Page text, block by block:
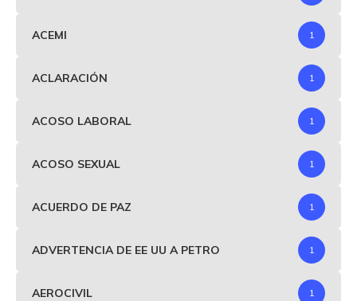
ACEMI 1
ACLARACIÓN 1
ACOSO LABORAL 1
ACOSO SEXUAL 1
ACUERDO DE PAZ 1
ADVERTENCIA DE EE UU A PETRO 1
AEROCIVIL 1